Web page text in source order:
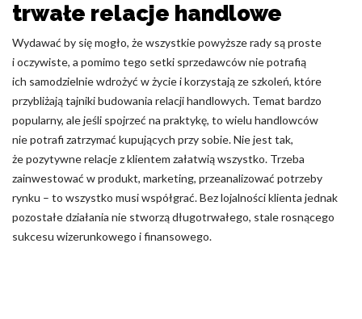
trwałe relacje handlowe
Wydawać by się mogło, że wszystkie powyższe rady są proste
i oczywiste, a pomimo tego setki sprzedawców nie potrafią
ich samodzielnie wdrożyć w życie i korzystają ze szkoleń, które
przybliżają tajniki budowania relacji handlowych. Temat bardzo
popularny, ale jeśli spojrzeć na praktykę, to wielu handlowców
nie potrafi zatrzymać kupujących przy sobie. Nie jest tak,
że pozytywne relacje z klientem załatwią wszystko. Trzeba
zainwestować w produkt, marketing, przeanalizować potrzeby
rynku – to wszystko musi współgrać. Bez lojalności klienta jednak
pozostałe działania nie stworzą długotrwałego, stale rosnącego
sukcesu wizerunkowego i finansowego.